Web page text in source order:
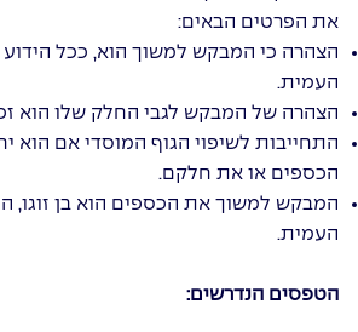
את הפרטים הבאים:
הצהרה כי המבקש למשוך הוא, ככל הידוע
העמית.
הצהרה של המבקש לגבי החלק שלו הוא
התחייבות לשיפוי הגוף המוסדי אם הוא
הכספים או את חלקם.
המבקש למשוך את הכספים הוא בן זוגו,
העמית.
הטפסים הנדרשים: